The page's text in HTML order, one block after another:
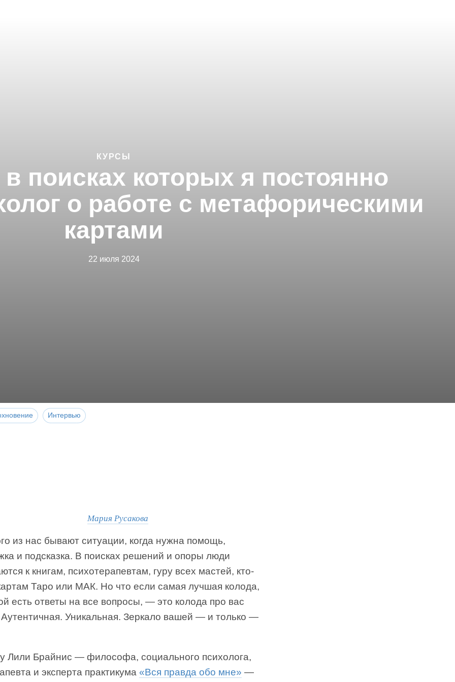
КУРСЫ
поисках которых я постоянно
о работе с метафорическими
картами
22 июля 2024
Интервью
Мария Русакова
из нас бывают ситуации, когда нужна помощь,
и подсказка. В поисках решений и опоры люди
к книгам, психотерапевтам, гуру всех мастей, кто-
Таро или МАК. Но что если самая лучшая колода,
есть ответы на все вопросы, — это колода про вас
Уникальная. Зеркало вашей — и только —
Лили Брайнис — философа, социального психолога,
и эксперта практикума «Вся правда обо мне» —